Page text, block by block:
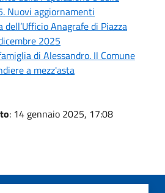
Nuovi aggiornamenti
Anagrafe di Piazza
2025
di Alessandro. Il Comune
a mezz'asta
: 14 gennaio 2025, 17:08